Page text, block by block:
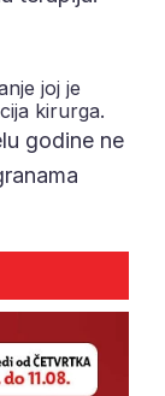
joj je
kirurga.
godine ne